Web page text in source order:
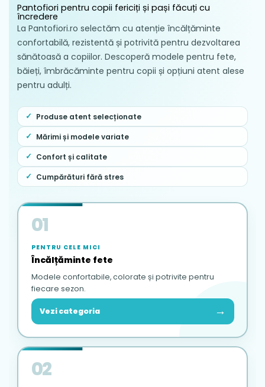
Pantofiori pentru copii fericiți și pași făcuți cu
încredere
La Pantofiori.ro selectăm cu atenție încălțăminte
confortabilă, rezistentă și potrivită pentru dezvoltarea
sănătoasă a copiilor. Descoperă modele pentru fete,
băieți, îmbrăcăminte pentru copii și opțiuni atent alese
pentru adulți.
Produse atent selecționate
Mărimi și modele variate
Confort și calitate
Cumpărături fără stres
01
PENTRU CELE MICI
Încălțăminte fete
Modele confortabile, colorate și potrivite pentru
fiecare sezon.
Vezi categoria →
02